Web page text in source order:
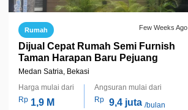
Rumah Few Weeks Ago
Dijual Cepat Rumah Semi Furnish
Taman Harapan Baru Pejuang
Medan Satria, Bekasi
Harga mulai dari
Rp 1,9 M
Angsuran mulai dari
Rp 9,4 juta /bulan